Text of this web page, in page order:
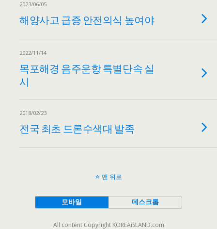
2023/06/05
해양사고 급증 안전의식 높여야
2022/11/14
목포해경 음주운항 특별단속 실
시
2018/02/23
전국 최초 드론수색대 발족
맨 위로
모바일 데스크톱
All content Copyright KOREAiSLAND.com